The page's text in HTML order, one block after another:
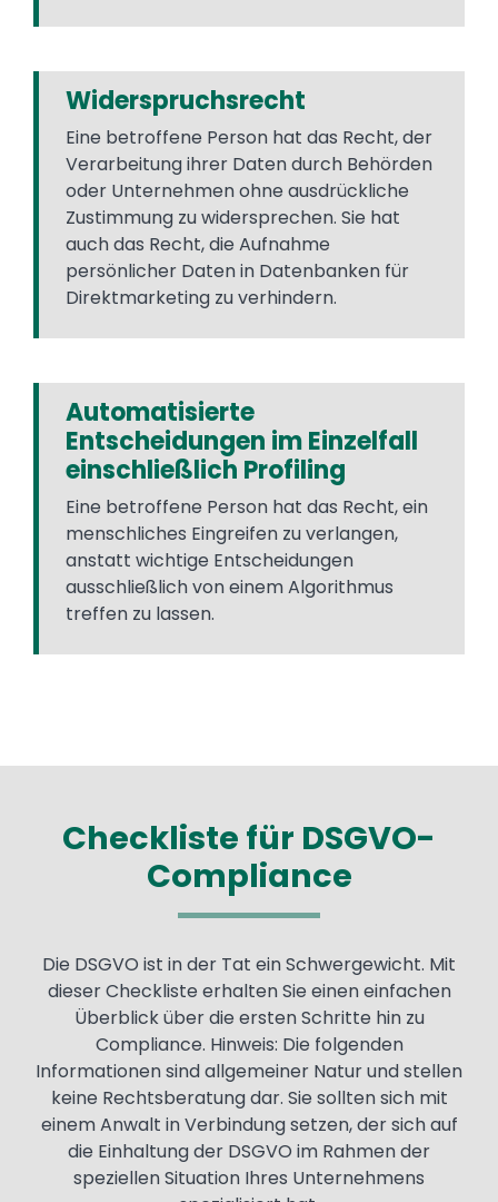
Widerspruchsrecht
Eine betroffene Person hat das Recht, der
Verarbeitung ihrer Daten durch Behörden
oder Unternehmen ohne ausdrückliche
Zustimmung zu widersprechen. Sie hat
auch das Recht, die Aufnahme
persönlicher Daten in Datenbanken für
Direktmarketing zu verhindern.
Automatisierte
Entscheidungen im Einzelfall
einschließlich Profiling
Eine betroffene Person hat das Recht, ein
menschliches Eingreifen zu verlangen,
anstatt wichtige Entscheidungen
ausschließlich von einem Algorithmus
treffen zu lassen.
Checkliste für DSGVO-
Compliance
Die DSGVO ist in der Tat ein Schwergewicht. Mit
dieser Checkliste erhalten Sie einen einfachen
Überblick über die ersten Schritte hin zu
Compliance. Hinweis: Die folgenden
Informationen sind allgemeiner Natur und stellen
keine Rechtsberatung dar. Sie sollten sich mit
einem Anwalt in Verbindung setzen, der sich auf
die Einhaltung der DSGVO im Rahmen der
speziellen Situation Ihres Unternehmens